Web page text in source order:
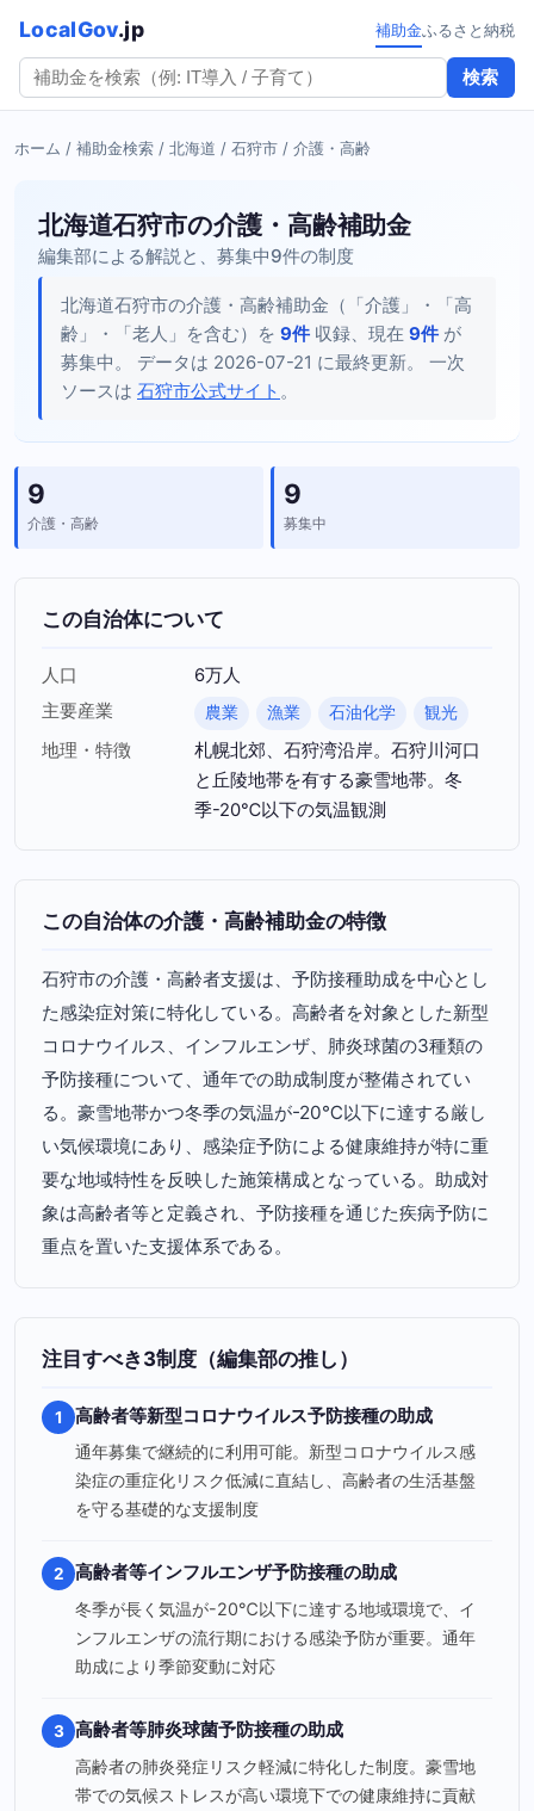
LocalGov.jp
検索
補助金ふるさと納税
ホーム / 補助金検索 / 北海道 / 石狩市 / 介護・高齢
北海道石狩市の介護・高齢補助金
編集部による解説と、募集中9件の制度
北海道石狩市の介護・高齢補助金（「介護」・「高
齢」・「老人」を含む）を 9件 収録、現在 9件 が
募集中。 データは 2026-07-21 に最終更新。 一次
ソースは 石狩市公式サイト 。
9
介護・高齢
9
募集中
この自治体について
人口
6万人
主要産業
農業 漁業 石油化学 観光
地理・特徴
札幌北郊、石狩湾沿岸。石狩川河口
と丘陵地帯を有する豪雪地帯。冬
季-20℃以下の気温観測
この自治体の介護・高齢補助金の特徴
石狩市の介護・高齢者支援は、予防接種助成を中心とし
た感染症対策に特化している。高齢者を対象とした新型
コロナウイルス、インフルエンザ、肺炎球菌の3種類の
予防接種について、通年での助成制度が整備されてい
る。豪雪地帯かつ冬季の気温が-20℃以下に達する厳し
い気候環境にあり、感染症予防による健康維持が特に重
要な地域特性を反映した施策構成となっている。助成対
象は高齢者等と定義され、予防接種を通じた疾病予防に
重点を置いた支援体系である。
注目すべき3制度（編集部の推し）
1 高齢者等新型コロナウイルス予防接種の助成
通年募集で継続的に利用可能。新型コロナウイルス感
染症の重症化リスク低減に直結し、高齢者の生活基盤
を守る基礎的な支援制度
2 高齢者等インフルエンザ予防接種の助成
冬季が長く気温が-20℃以下に達する地域環境で、イ
ンフルエンザの流行期における感染予防が重要。通年
助成により季節変動に対応
3 高齢者等肺炎球菌予防接種の助成
高齢者の肺炎発症リスク軽減に特化した制度。豪雪地
帯での気候ストレスが高い環境下での健康維持に貢献